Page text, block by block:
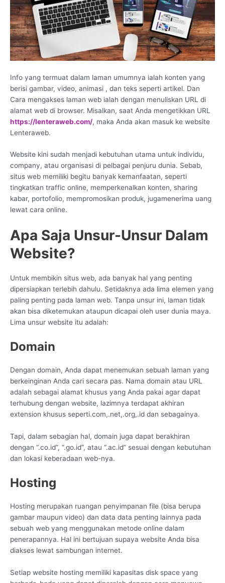
Info yang termuat dalam laman umumnya ialah konten yang
berisi gambar, video, animasi , dan teks seperti artikel. Dan
Cara mengakses laman web ialah dengan menuliskan URL di
alamat web di browser. Misalkan, saat Anda mengetikkan URL
https://lenteraweb.com/, maka Anda akan masuk ke website
Lenteraweb.
Website kini sudah menjadi kebutuhan utama untuk individu,
company, atau organisasi di pelbagai penjuru dunia. Sebab,
situs web memiliki begitu banyak kemanfaatan, seperti
tingkatkan traffic online, memperkenalkan konten, sharing
kabar, portofolio, mempromosikan produk, jugamenerima uang
lewat cara online.
Apa Saja Unsur-Unsur Dalam
Website?
Untuk membikin situs web, ada banyak hal yang penting
dipersiapkan terlebih dahulu. Setidaknya ada lima elemen yang
paling penting pada laman web. Tanpa unsur ini, laman tidak
akan bisa diketemukan ataupun dicapai oleh user dunia maya.
Lima unsur website itu adalah:
Domain
Dengan domain, Anda dapat menemukan sebuah laman yang
berkeinginan Anda cari secara pas. Nama domain atau URL
adalah sebagai alamat khusus yang Anda pakai agar dapat
terhubung dengan website, lazimnya terdapat akhiran
extension khusus seperti.com,.net,.org,.id dan sebagainya.
Tapi, dalam sebagian hal, domain juga dapat berakhiran
dengan “.co.id”, “.go.id”, atau “.ac.id” sesuai dengan kebutuhan
dan lokasi keberadaan web-nya.
Hosting
Hosting merupakan ruangan penyimpanan file (bisa berupa
gambar maupun video) dan data data penting lainnya pada
sebuah web yang menggunakan metode online dalam
penerapannya. Hal ini bertujuan supaya website Anda bisa
diakses lewat sambungan internet.
Setiap website hosting memiliki kapasitas disk space yang